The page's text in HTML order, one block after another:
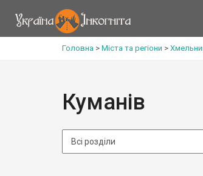
Головна > Міста та регіони >
Куманів